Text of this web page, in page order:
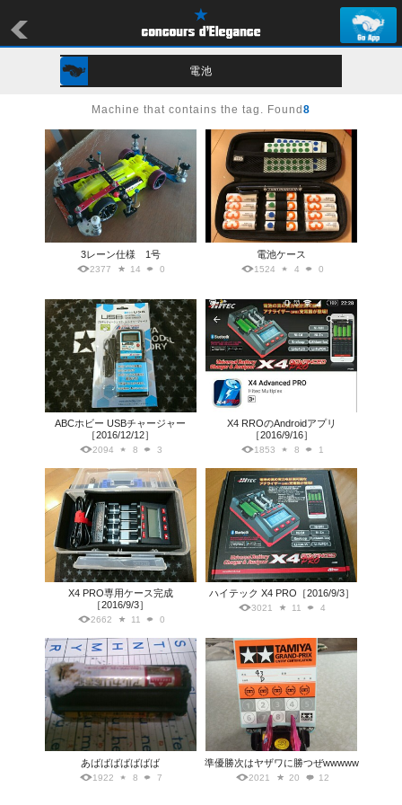
電池
Machine that contains the tag. Found 8
3レーン仕様 1号
2377 14 0
電池ケース
1524 4 0
ABCホビー USBチャージャー
［2016/12/12］
2094 8 3
X4 RROのAndroidアプリ
［2016/9/16］
1853 8 1
X4 PRO専用ケース完成
［2016/9/3］
2662 11 0
ハイテック X4 PRO［2016/9/3］
3021 11 4
あばばばばばばば
1922 8 7
準優勝次はヤザワに勝つぜwwwww
2021 20 12